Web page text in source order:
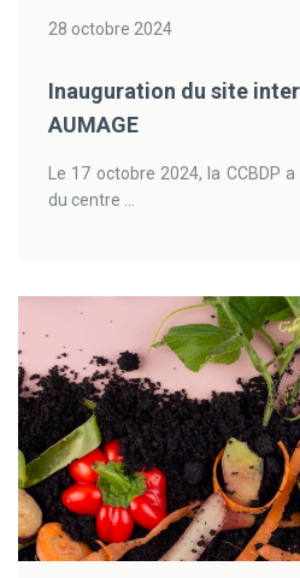
28 octobre 2024
Inauguration du site
AUMAGE
Le 17 octobre 2024, la CCBDP
du centre ...